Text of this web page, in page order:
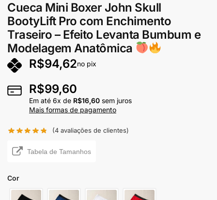
Cueca Mini Boxer John Skull
BootyLift Pro com Enchimento
Traseiro – Efeito Levanta Bumbum e
Modelagem Anatômica
R$94,62no pix
R$99,60
Em até 6x de R$16,60 sem juros
Mais formas de pagamento
(4 avaliações de clientes)
Tabela de Tamanhos
Cor